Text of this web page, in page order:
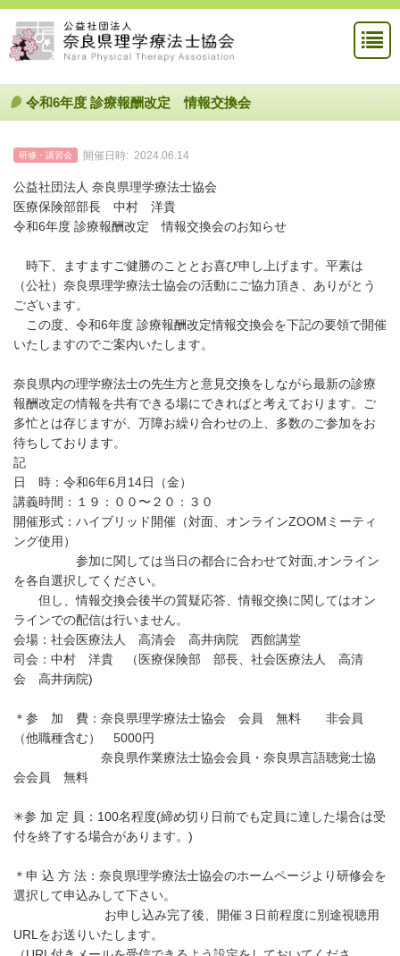
令和6年度 診療報酬改定 情報交換会
研修・講習会 開催日時: 2024.06.14
公益社団法人 奈良県理学療法士協会
医療保険部部長 中村 洋貴
令和6年度 診療報酬改定 情報交換会のお知らせ
時下、ますますご健勝のこととお喜び申し上げます。平素は
（公社）奈良県理学療法士協会の活動にご協力頂き、ありがとう
ございます。
この度、令和6年度 診療報酬改定情報交換会を下記の要領で開催
いたしますのでご案内いたします。
奈良県内の理学療法士の先生方と意見交換をしながら最新の診療
報酬改定の情報を共有できる場にできればと考えております。ご
多忙とは存じますが、万障お繰り合わせの上、多数のご参加をお
待ちしております。
記
日 時：令和6年6月14日（金）
講義時間：１９：００〜２０：３０
開催形式：ハイブリッド開催（対面、オンラインZOOMミーティ
ング使用）
参加に関しては当日の都合に合わせて対面,オンライン
を各自選択してください。
但し、情報交換会後半の質疑応答、情報交換に関してはオン
ラインでの配信は行いません。
会場：社会医療法人 高清会 高井病院 西館講堂
司会：中村 洋貴 （医療保険部 部長、社会医療法人 高清
会 高井病院)
＊参 加 費：奈良県理学療法士協会 会員 無料 非会員
（他職種含む） 5000円
奈良県作業療法士協会会員・奈良県言語聴覚士協
会会員 無料
✳参 加 定 員：100名程度(締め切り日前でも定員に達した場合は受
付を終了する場合があります。)
＊申 込 方 法：奈良県理学療法士協会のホームページより研修会を
選択して申込みして下さい。
お申し込み完了後、開催３日前程度に別途視聴用
URLをお送りいたします。